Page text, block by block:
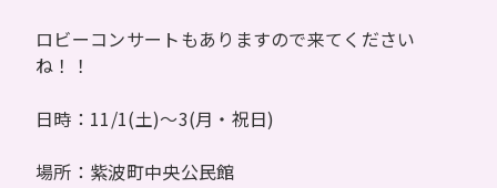
ロビーコンサートもありますので来てください
ね！！
日時：11/1(土)～3(月・祝日)
場所：紫波町中央公民館